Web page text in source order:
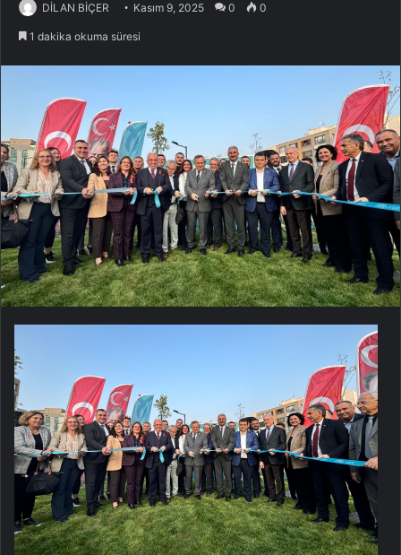
DİLAN BİÇER Kasım 9, 2025 0 0
1 dakika okuma süresi